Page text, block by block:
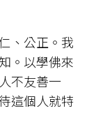
、公正。我
。以學佛來
不友善一
這個人就特